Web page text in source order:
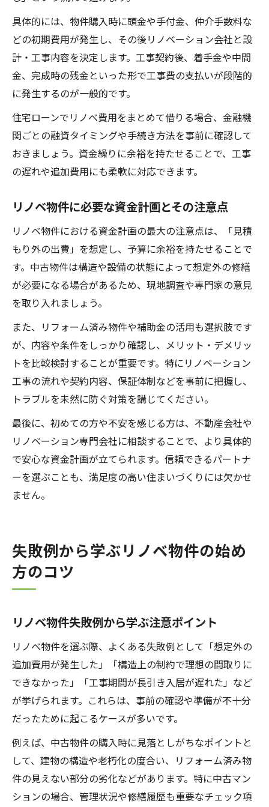
具体的には、物件購入時に頭金や手付金、仲介手数料な
どの初期費用が発生し、その後リノベーション会社と設
計・工事内容を決定します。工事契約後、着手金や中間
金、完成時の残金といった形で工事費の支払いが段階的
に発生するのが一般的です。
住宅ローンでリノベ費用をまとめて借りる場合、金融機
関ごとの融資タイミングや手続き方法を事前に確認して
おきましょう。資金繰りに余裕を持たせることで、工事
の遅れや追加費用にも柔軟に対応できます。
リノベ物件に必要な資金計画とその注意点
リノベ物件における資金計画の最大の注意点は、「見積
もり外の出費」を想定し、予算に余裕を持たせることで
す。中古物件は構造や設備の状態によって想定外の修繕
が必要になる場合があるため、現地調査や専門家の意見
を取り入れましょう。
また、リフォーム済み物件や補助金の活用も選択肢です
が、内容や条件をしっかり確認し、メリット・デメリッ
トを比較検討することが重要です。特にリノベーション
工事の流れや契約内容、保証体制などを事前に把握し、
トラブルを未然に防ぐ対策を講じてください。
最後に、初めての方や不安を感じる方は、不動産会社や
リノベーション専門会社に相談することで、より具体的
で安心な資金計画が立てられます。信頼できるパートナ
ーを選ぶことも、満足度の高い住まいづくりには欠かせ
ません。
失敗例から学ぶリノベ物件の始め
方のコツ
リノベ物件失敗例から学ぶ注意ポイント
リノベ物件を選ぶ際、よくある失敗例として「想定外の
追加費用が発生した」「構造上の制約で理想の間取りに
できなかった」「工事期間が長引き入居が遅れた」など
が挙げられます。これらは、事前の確認や準備が不十分
だったために起こるケースが多いです。
例えば、中古物件の購入時に見落としがちなポイントと
して、建物の構造や老朽化の度合い、リフォーム済み物
件の見えない部分の劣化などがあります。特に中古マン
ションの場合、管理状況や修繕履歴も重要なチェック項